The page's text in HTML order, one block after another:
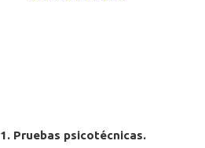
1. Pruebas psicotécnicas.